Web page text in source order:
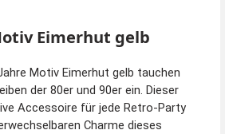
Eimerhut gelb
Motiv Eimerhut gelb tauchen
der 80er und 90er ein. Dieser
Accessoire für jede Retro-Party
Charme dieses